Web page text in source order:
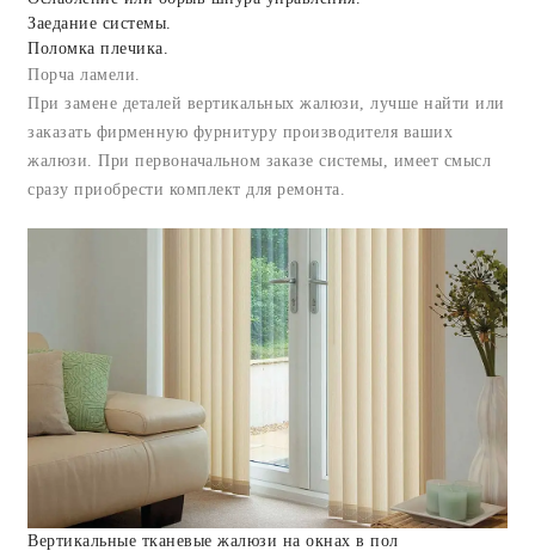
Заедание системы.
Поломка плечика.
Порча ламели.
При замене деталей вертикальных жалюзи, лучше найти или
заказать фирменную фурнитуру производителя ваших
жалюзи. При первоначальном заказе системы, имеет смысл
сразу приобрести комплект для ремонта.
Вертикальные тканевые жалюзи на окнах в пол